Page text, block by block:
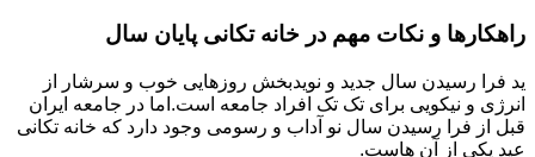
راهکارها و نکات مهم در خانه تکانی پایان سال
ید فرا رسیدن سال جدید و نویدبخش روزهایی خوب و سرشار از
انرژی و نیکویی برای تک تک افراد جامعه است.اما در جامعه ایران
قبل از فرا رسیدن سال نو آداب و رسومی وجود دارد که خانه تکانی
عید یکی از آن هاست.